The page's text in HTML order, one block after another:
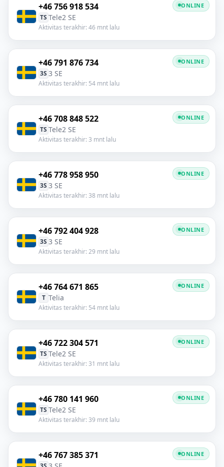
+46 756 918 534
TS Tele2 SE
Aktivitas terakhir: 46 mnt lalu
ONLINE
+46 791 876 734
3S 3 SE
Aktivitas terakhir: 54 mnt lalu
ONLINE
+46 708 848 522
TS Tele2 SE
Aktivitas terakhir: 3 mnt lalu
ONLINE
+46 778 958 950
3S 3 SE
Aktivitas terakhir: 38 mnt lalu
ONLINE
+46 792 404 928
3S 3 SE
Aktivitas terakhir: 29 mnt lalu
ONLINE
+46 764 671 865
T Telia
Aktivitas terakhir: 54 mnt lalu
ONLINE
+46 722 304 571
TS Tele2 SE
Aktivitas terakhir: 31 mnt lalu
ONLINE
+46 780 141 960
TS Tele2 SE
Aktivitas terakhir: 39 mnt lalu
ONLINE
+46 767 385 371 ONLINE